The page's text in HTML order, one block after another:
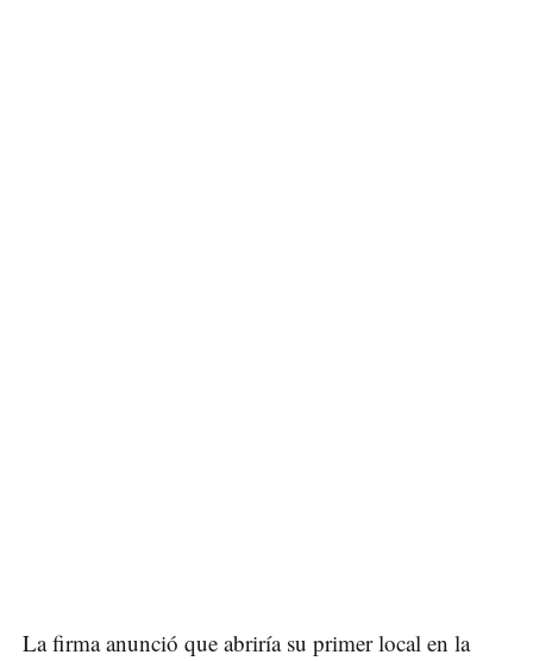
La firma anunció que abriría su primer local en la